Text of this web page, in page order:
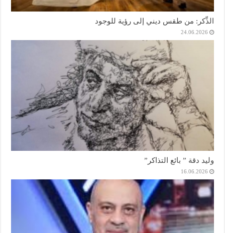
الذِّكر: من طقس ديني إلى رؤية للوجود
24.06.2026
وليد دقة ” بائع التذاكر”
16.06.2026